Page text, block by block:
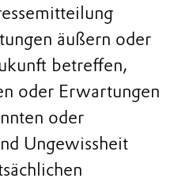
äußern oder
betreffen,
oder Erwartungen
oder
Ungewissheit